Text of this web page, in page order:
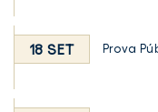
18 SET Prova